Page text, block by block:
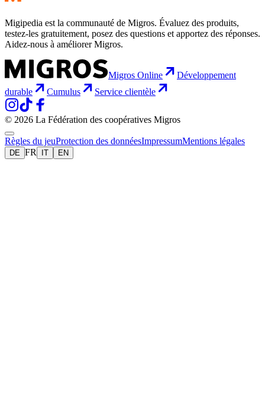
Migipedia est la communauté de Migros. Évaluez des produits,
testez-les gratuitement, posez des questions et apportez des réponses.
Aidez-nous à améliorer Migros.
Migros Online
Développement
durable
Cumulus Service clientèle
© 2026 La Fédération des coopératives Migros
Règles du jeuProtection des donnéesImpressumMentions légales
DE FR IT EN